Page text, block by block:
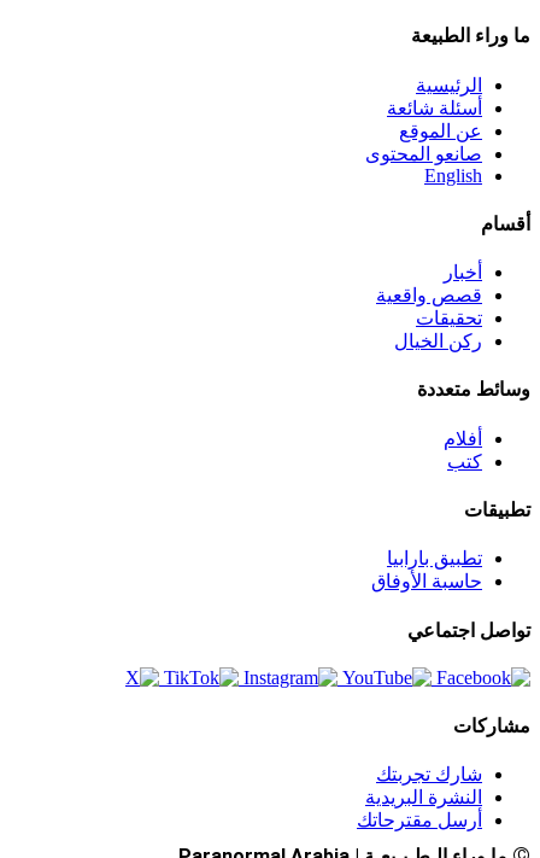
ما وراء الطبيعة
الرئيسية
أسئلة شائعة
عن الموقع
صانعو المحتوى
English
أقسام
أخبار
قصص واقعية
تحقيقات
ركن الخيال
وسائط متعددة
أفلام
كتب
تطبيقات
تطبيق بارابيا
حاسبة الأوفاق
تواصل اجتماعي
مشاركات
شارك تجربتك
النشرة البريدية
أرسل مقترحاتك